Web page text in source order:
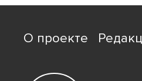
О проекте